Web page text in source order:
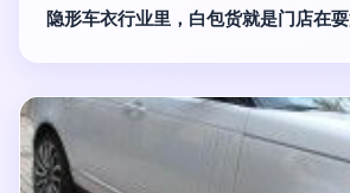
隐形车衣行业里，白包货就是门店在耍